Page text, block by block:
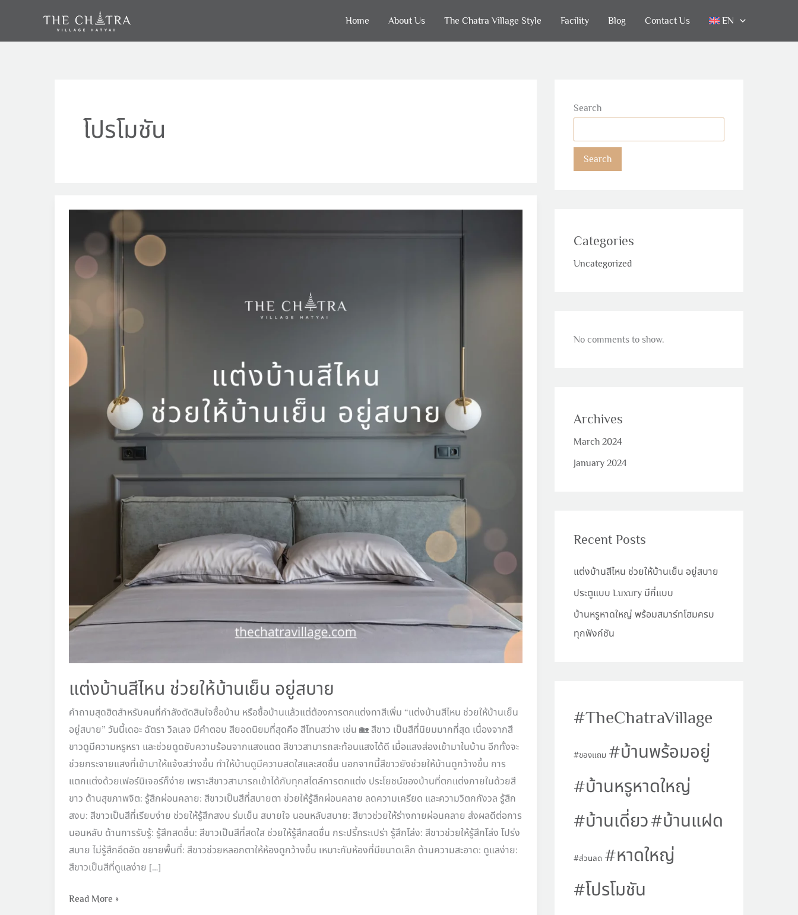
content
Home About Us The Chatra Village Style Facility Blog Contact Us EN
โปรโมชัน
แต่งบ้านสีไหน ช่วยให้บ้านเย็น อยู่สบาย
คำถามสุดฮิตสำหรับคนที่กำลังตัดสินใจซื้อบ้าน หรือซื้อบ้านแล้วแต่ต้องการตกแต่งทาสีเพิ่ม “แต่งบ้านสีไหน ช่วยให้บ้านเย็น
อยู่สบาย” วันนี้เดอะ ฉัตรา วิลเลจ มีคำตอบ สียอดนิยมที่สุดคือ สีโทนสว่าง เช่น 🏡 สีขาว เป็นสีที่นิยมมากที่สุด เนื่องจากสี
ขาวดูมีความหรูหรา และช่วยดูดซับความร้อนจากแสงแดด สีขาวสามารถสะท้อนแสงได้ดี เมื่อแสงส่องเข้ามาในบ้าน อีกทั้งจะ
ช่วยกระจายแสงที่เข้ามาให้แจ้งสว่างขึ้น ทำให้บ้านดูมีความสดใสและสดชื่น นอกจากนี้สีขาวยังช่วยให้บ้านดูกว้างขึ้น การ
แตกแต่งด้วยเฟอร์นิเจอร์ก็ง่าย เพราะสีขาวสามารถเข้าได้กับทุกสไตล์การตกแต่ง ประโยชน์ของบ้านที่ตกแต่งภายในด้วยสี
ขาว ด้านสุขภาพจิต: รู้สึกผ่อนคลาย: สีขาวเป็นสีที่สบายตา ช่วยให้รู้สึกผ่อนคลาย ลดความเครียด และความวิตกกังวล รู้สึก
สงบ: สีขาวเป็นสีที่เรียบง่าย ช่วยให้รู้สึกสงบ ร่มเย็น สบายใจ นอนหลับสบาย: สีขาวช่วยให้ร่างกายผ่อนคลาย ส่งผลดีต่อการ
นอนหลับ ด้านการรับรู้: รู้สึกสดชื่น: สีขาวเป็นสีที่สดใส ช่วยให้รู้สึกสดชื่น กระปรี้กระเปร่า รู้สึกโล่ง: สีขาวช่วยให้รู้สึกโล่ง โปร่ง
สบาย ไม่รู้สึกอึดอัด ขยายพื้นที่: สีขาวช่วยหลอกตาให้ห้องดูกว้างขึ้น เหมาะกับห้องที่มีขนาดเล็ก ด้านความสะอาด: ดูแลง่าย:
สีขาวเป็นสีที่ดูแลง่าย […]
เย็น
สบาย
Read More »
Search
Search
Categories
Uncategorized
No comments to show.
Archives
March 2024
January 2024
Recent Posts
แต่งบ้านสีไหน ช่วยให้บ้านเย็น อยู่สบาย
ประตูแบบ Luxury มีกี่แบบ
บ้านหรูหาดใหญ่ พร้อมสมาร์ทโฮมครบ
ทุกฟังก์ชัน
TheChatraVillage
ของแถม
บ้านพร้อมอยู่
บ้านหรูหาดใหญ่
บ้านเดี่ยว
บ้านแฝด
ส่วนลด
หาดใหญ่
โปรโมชัน